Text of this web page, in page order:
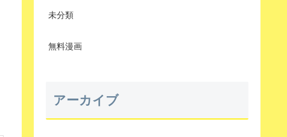
未分類
無料漫画
アーカイブ